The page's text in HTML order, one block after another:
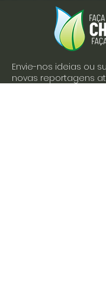
Envie-nos ideias ou
novas reportagens